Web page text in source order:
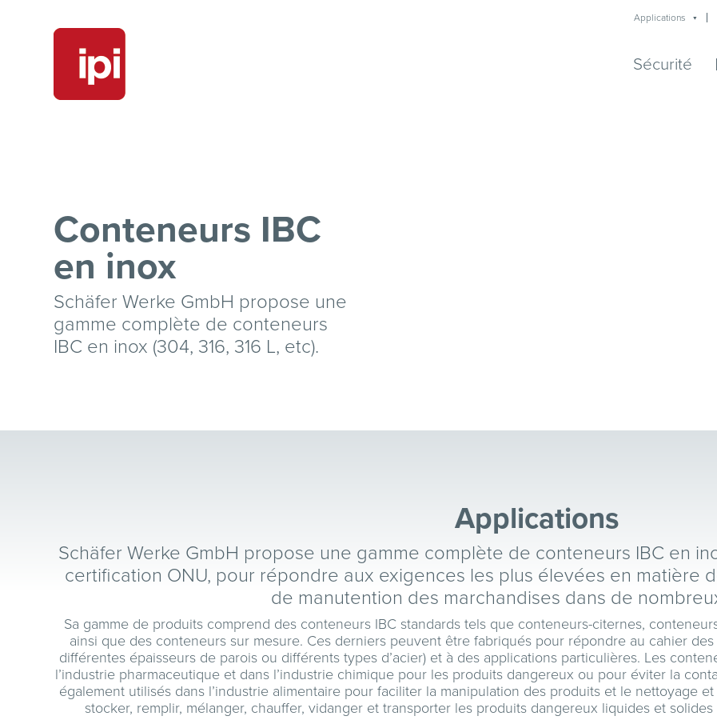
Applications
Sécurité
Conteneurs IBC
en inox
Schäfer Werke GmbH propose une
gamme complète de conteneurs
IBC en inox (304, 316, 316 L, etc).
Applications
Schäfer Werke GmbH propose une gamme complète de conteneurs IBC en
certification ONU, pour répondre aux exigences les plus élevées en matière
de manutention des marchandises dans de
Sa gamme de produits comprend des conteneurs IBC standards tels que conteneurs-citernes,
ainsi que des conteneurs sur mesure. Ces derniers peuvent être fabriqués pour répondre au cahier
différentes épaisseurs de parois ou différents types d’acier) et à des applications particulières. Les
l’industrie pharmaceutique et dans l’industrie chimique pour les produits dangereux ou pour éviter la
également utilisés dans l’industrie alimentaire pour faciliter la manipulation des produits et le nettoyage
stocker, remplir, mélanger, chauffer, vidanger et transporter les produits dangereux liquides et